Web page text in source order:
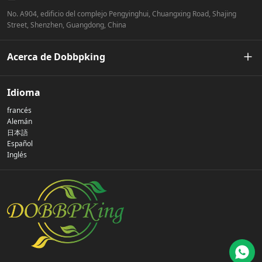
No. A904, edificio del complejo Pengyinghui, Chuangxing Road, Shajing
Street, Shenzhen, Guangdong, China
Acerca de Dobbpking
Nuestra historia
Política de privacidad
Contáctenos
Idioma
francés
Alemán
日本語
Español
Inglés